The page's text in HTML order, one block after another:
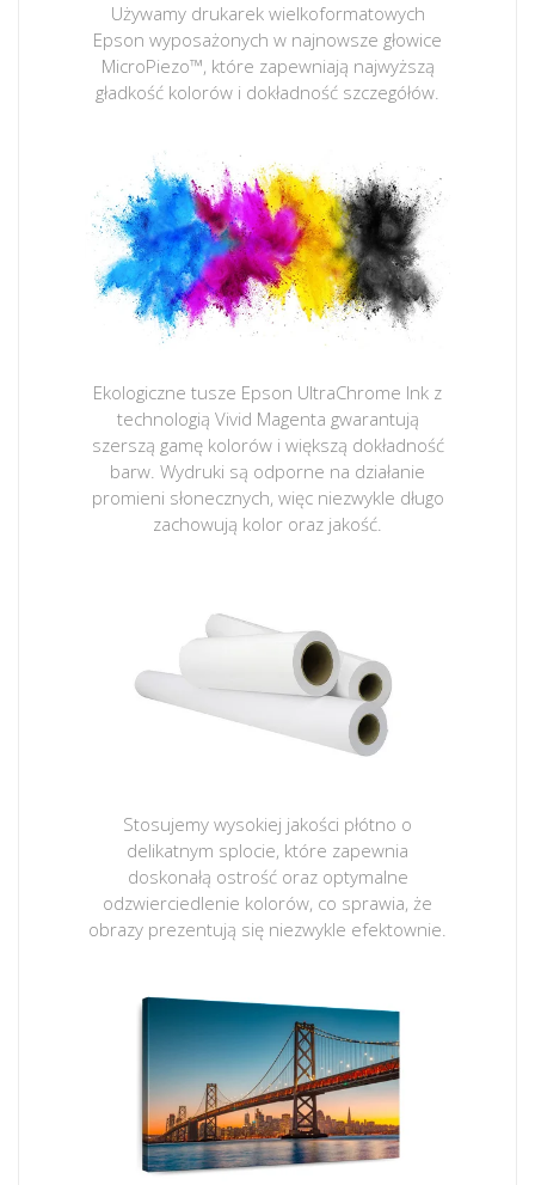
Używamy drukarek wielkoformatowych
Epson wyposażonych w najnowsze głowice
MicroPiezo™, które zapewniają najwyższą
gładkość kolorów i dokładność szczegółów.
Ekologiczne tusze Epson UltraChrome Ink z
technologią Vivid Magenta gwarantują
szerszą gamę kolorów i większą dokładność
barw. Wydruki są odporne na działanie
promieni słonecznych, więc niezwykle długo
zachowują kolor oraz jakość.
Stosujemy wysokiej jakości płótno o
delikatnym splocie, które zapewnia
doskonałą ostrość oraz optymalne
odzwierciedlenie kolorów, co sprawia, że
obrazy prezentują się niezwykle efektownie.